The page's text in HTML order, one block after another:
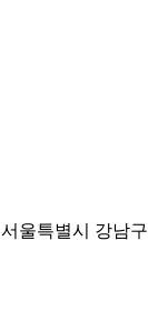
서울특별시 강남